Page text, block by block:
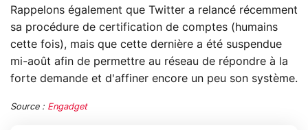
Rappelons également que Twitter a relancé récemment
sa procédure de certification de comptes (humains
cette fois), mais que cette dernière a été suspendue
mi-août afin de permettre au réseau de répondre à la
forte demande et d'affiner encore un peu son système.
Source : Engadget